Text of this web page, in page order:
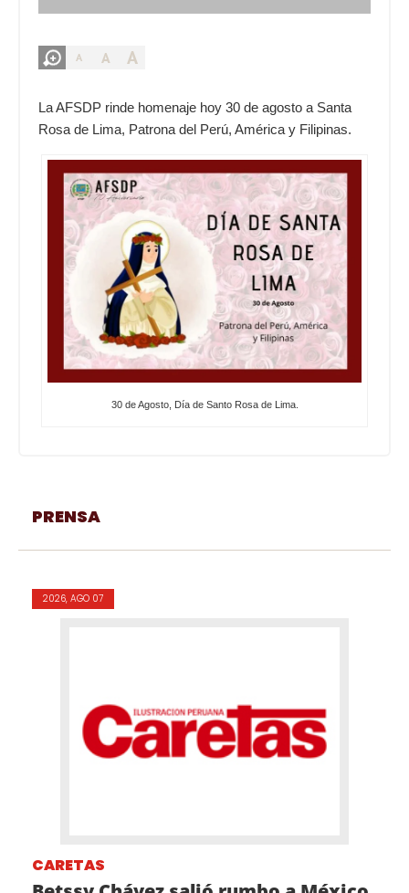
A A A
La AFSDP rinde homenaje hoy 30 de agosto a Santa
Rosa de Lima, Patrona del Perú, América y Filipinas.
30 de Agosto, Día de Santo Rosa de Lima.
PRENSA
2026, AGO 07
CARETAS